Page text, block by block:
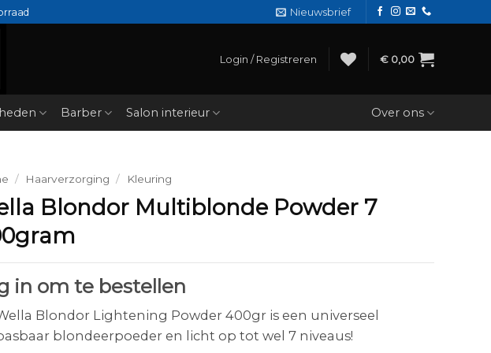
Nieuwsbrief
Login / Registreren € 0,00
Barber Salon interieur Over ons
/ Haarverzorging / Kleuring
Blondor Multiblonde Powder 7
in om te bestellen
Blondor Lightening Powder 400gr is een universeel
blondeerpoeder en licht op tot wel 7 niveaus!